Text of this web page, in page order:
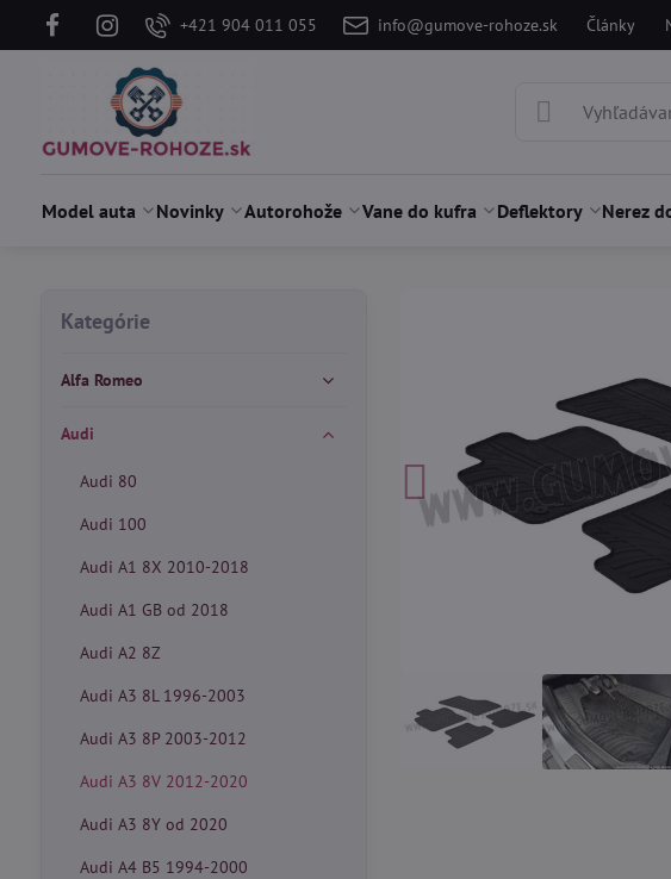
+421 904 011 055 info@gumove-rohoze.sk Články
Model auta Novinky Autorohože Vane do kufra Deflektory Nerez
Kategórie
Alfa Romeo
Audi
Audi 80
Audi 100
Audi A1 8X 2010-2018
Audi A1 GB od 2018
Audi A2 8Z
Audi A3 8L 1996-2003
Audi A3 8P 2003-2012
Audi A3 8V 2012-2020
Audi A3 8Y od 2020
Audi A4 B5 1994-2000